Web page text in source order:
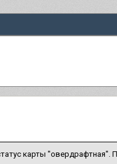
карты "овердрафтная".